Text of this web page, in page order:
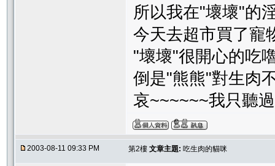
所以我在"壞壞"的
今天去超市買了寵
"壞壞"很開心的吃
倒是"熊熊"對生肉
哀~~~~~~我只聽
2003-08-11 09:33 PM 第2樓 文章主題: 吃生肉的貓咪